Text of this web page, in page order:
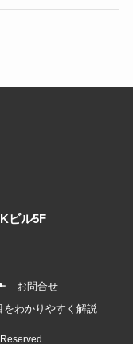
ビル5F
お問合せ
をわかりやすく解説